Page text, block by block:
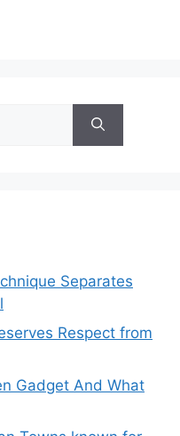
Separates
Respect from
Gadget And What